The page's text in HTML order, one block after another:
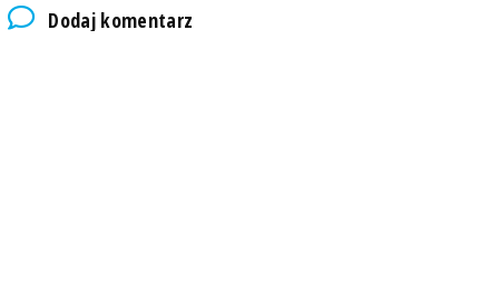
Dodaj komentarz